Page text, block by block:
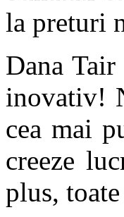
la preturi
Dana
inovativ!
cea mai
creeze
plus,